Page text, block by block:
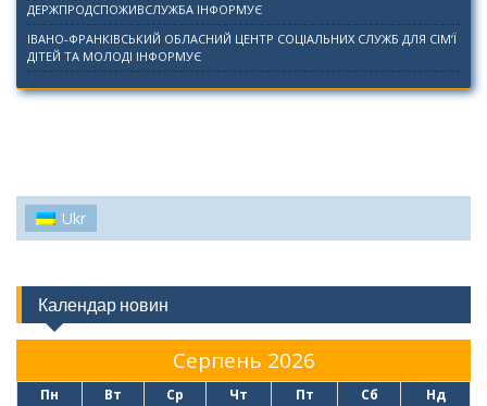
ДЕРЖПРОДСПОЖИВСЛУЖБА ІНФОРМУЄ
ІВАНО-ФРАНКІВСЬКИЙ ОБЛАСНИЙ ЦЕНТР СОЦІАЛЬНИХ СЛУЖБ ДЛЯ СІМ’Ї
ДІТЕЙ ТА МОЛОДІ ІНФОРМУЄ
Ukr
Календар новин
Серпень 2026
Пн Вт Ср Чт Пт Сб
Нд